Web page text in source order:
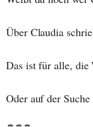
Über Claudia
Das ist für alle, die
Oder auf der Suche